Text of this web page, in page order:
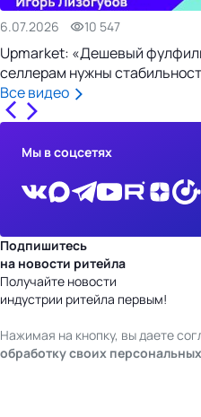
6.07.2026 10 547
Upmarket: «Дешевый
селлерам нужны
Все видео
Мы в соцсетях
Подпишитесь
на новости ритейла
Получайте новости
индустрии ритейла первым!
Нажимая на кнопку, вы даете
обработку своих